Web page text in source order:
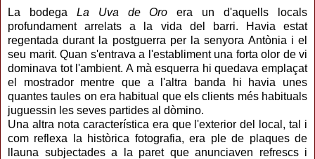
La bodega La Uva de Oro era un d'aquells locals
profundament arrelats a la vida del barri. Havia estat
regentada durant la postguerra per la senyora Antònia i el
seu marit. Quan s'entrava a l'establiment una forta olor de vi
dominava tot l'ambient. A mà esquerra hi quedava emplaçat
el mostrador mentre que a l'altra banda hi havia unes
quantes taules on era habitual que els clients més habituals
juguessin les seves partides al dòmino.
Una altra nota característica era que l'exterior del local, tal i
com reflexa la històrica fotografia, era ple de plaques de
llauna subjectades a la paret que anunciaven refrescs i